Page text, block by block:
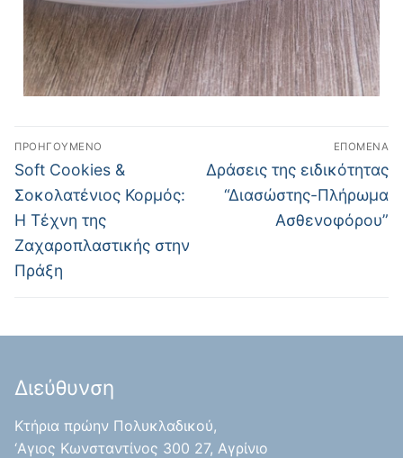
ΠΡΟΗΓΟΎΜΕΝΟ
Soft Cookies &
Σοκολατένιος Κορμός:
Η Τέχνη της
Ζαχαροπλαστικής στην
Πράξη
ΕΠΌΜΕΝΑ
Δράσεις της ειδικότητας
“Διασώστης-Πλήρωμα
Ασθενοφόρου”
Διεύθυνση
Κτήρια πρώην Πολυκλαδικού,
‘Aγιος Κωνσταντίνος 300 27, Αγρίνιο